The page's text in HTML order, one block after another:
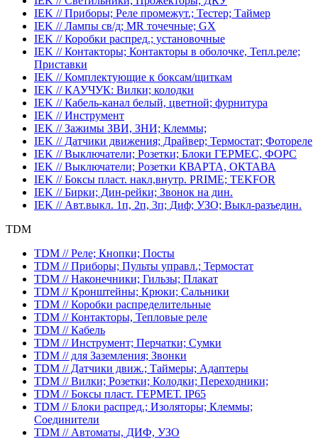
IEK // Приборы; Реле промежут.; Тестер; Таймер
IEK // Лампы св/д; MR точечные; GX
IEK // Коробки распред.; установочные
IEK // Контакторы; Контакторы в оболочке, Тепл.реле;
Приставки
IEK // Комплектующие к боксам/щиткам
IEK // КАУЧУК: Вилки; колодки
IEK // Кабель-канал белый, цветной; фурнитура
IEK // Инструмент
IEK // Зажимы ЗВИ, ЗНИ; Клеммы;
IEK // Датчики движения; Драйвер; Термостат; Фотореле
IEK // Выключатели; Розетки; Блоки ГЕРМЕС, ФОРС
IEK // Выключатели; Розетки КВАРТА, ОКТАВА
IEK // Боксы пласт. накл,внутр. PRIME; TEKFOR
IEK // Бирки; Дин-рейки; Звонок на дин.
IEK // Авт.выкл. 1п, 2п, 3п; Диф; УЗО; Выкл-разъедин.
TDM
TDM // Реле; Кнопки; Посты
TDM // Приборы; Пульты управл.; Термостат
TDM // Наконечники; Гильзы; Плакат
TDM // Кронштейны; Крюки; Сальники
TDM // Коробки распределительные
TDM // Контакторы, Тепловые реле
TDM // Кабель
TDM // Инструмент; Перчатки; Сумки
TDM // для Заземления; Звонки
TDM // Датчики движ.; Таймеры; Адаптеры
TDM // Вилки; Розетки; Колодки; Переходники;
TDM // Боксы пласт. ГЕРМЕТ. IP65
TDM // Блоки распред.; Изоляторы; Клеммы;
Соединители
TDM // Автоматы, ДИФ, УЗО